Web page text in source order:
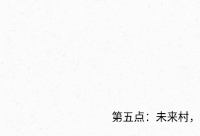
第五点：未来村